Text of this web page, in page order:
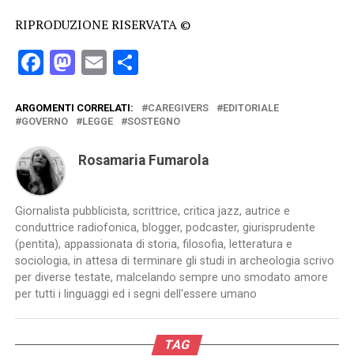
RIPRODUZIONE RISERVATA ©
Facebook
Mastodon
Email
ARGOMENTI CORRELATI: CAREGIVERS
EDITORIALE
GOVERNO
LEGGE SOSTEGNO
Rosamaria Fumarola
Giornalista pubblicista, scrittrice, critica jazz, autrice e
conduttrice radiofonica, blogger, podcaster, giurisprudente
(pentita), appassionata di storia, filosofia, letteratura e
sociologia, in attesa di terminare gli studi in archeologia scrivo
per diverse testate, malcelando sempre uno smodato amore
per tutti i linguaggi ed i segni dell'essere umano
TAG